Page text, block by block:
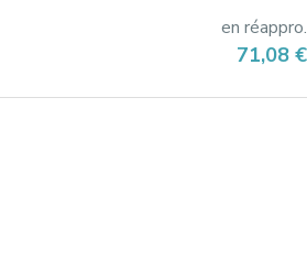
en réappro.
Prix
71,08 €